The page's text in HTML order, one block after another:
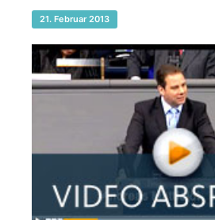
21. Februar 2013